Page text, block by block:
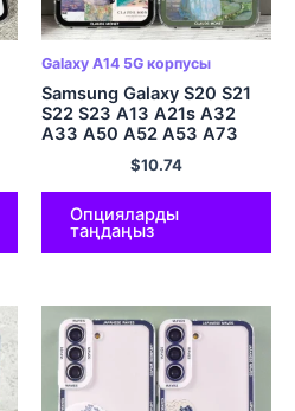
Galaxy A14 5G корпусы
Samsung Galaxy S20 S21
S22 S23 A13 A21s A32
A33 A50 A52 A53 A73
A54 A14 жұмсақ қақпақ
Клод Моне Арт
$10.74
Опцияларды
таңдаңыз